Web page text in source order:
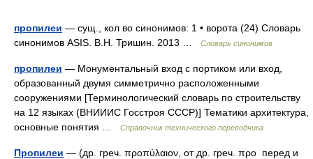
пропилеи — сущ., кол во синонимов: 1 • ворота (24) Словарь
синонимов ASIS. В.Н. Тришин. 2013 …
Словарь синонимов
пропилеи — Монументальный вход с портиком или вход,
образованный двумя симметрично расположенными
сооружениями [Терминологический словарь по строительству
на 12 языках (ВНИИИС Госстроя СССР)] Тематики архитектура,
основные понятия …
Справочник технического переводчика
Пропилеи — (др. греч. προπύλαιον, от др. греч. προ перед и